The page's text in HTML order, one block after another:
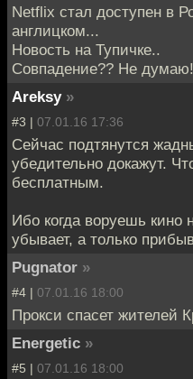
Netflix стал доступен в
англицком...
Новость на Тупичке..
Совпадение?? Не
Areksy »
#3 | 07.01.16 17:36
Сейчас подтянутся
убедительно докажут.
бесплатным.
Ибо когда воруешь кино
убывает, а только
Pugnator »
#4 | 07.01.16 18:00
Прокси спасет жителей
Energetic »
#5 | 07.01.16 18:00